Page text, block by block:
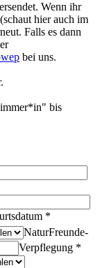
Wenn ihr
hier auch im
Falls es dann
wep bei uns.
bis
*
NaturFreunde-
Verpflegung *